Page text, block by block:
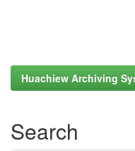
Huachiew Archiving
Search